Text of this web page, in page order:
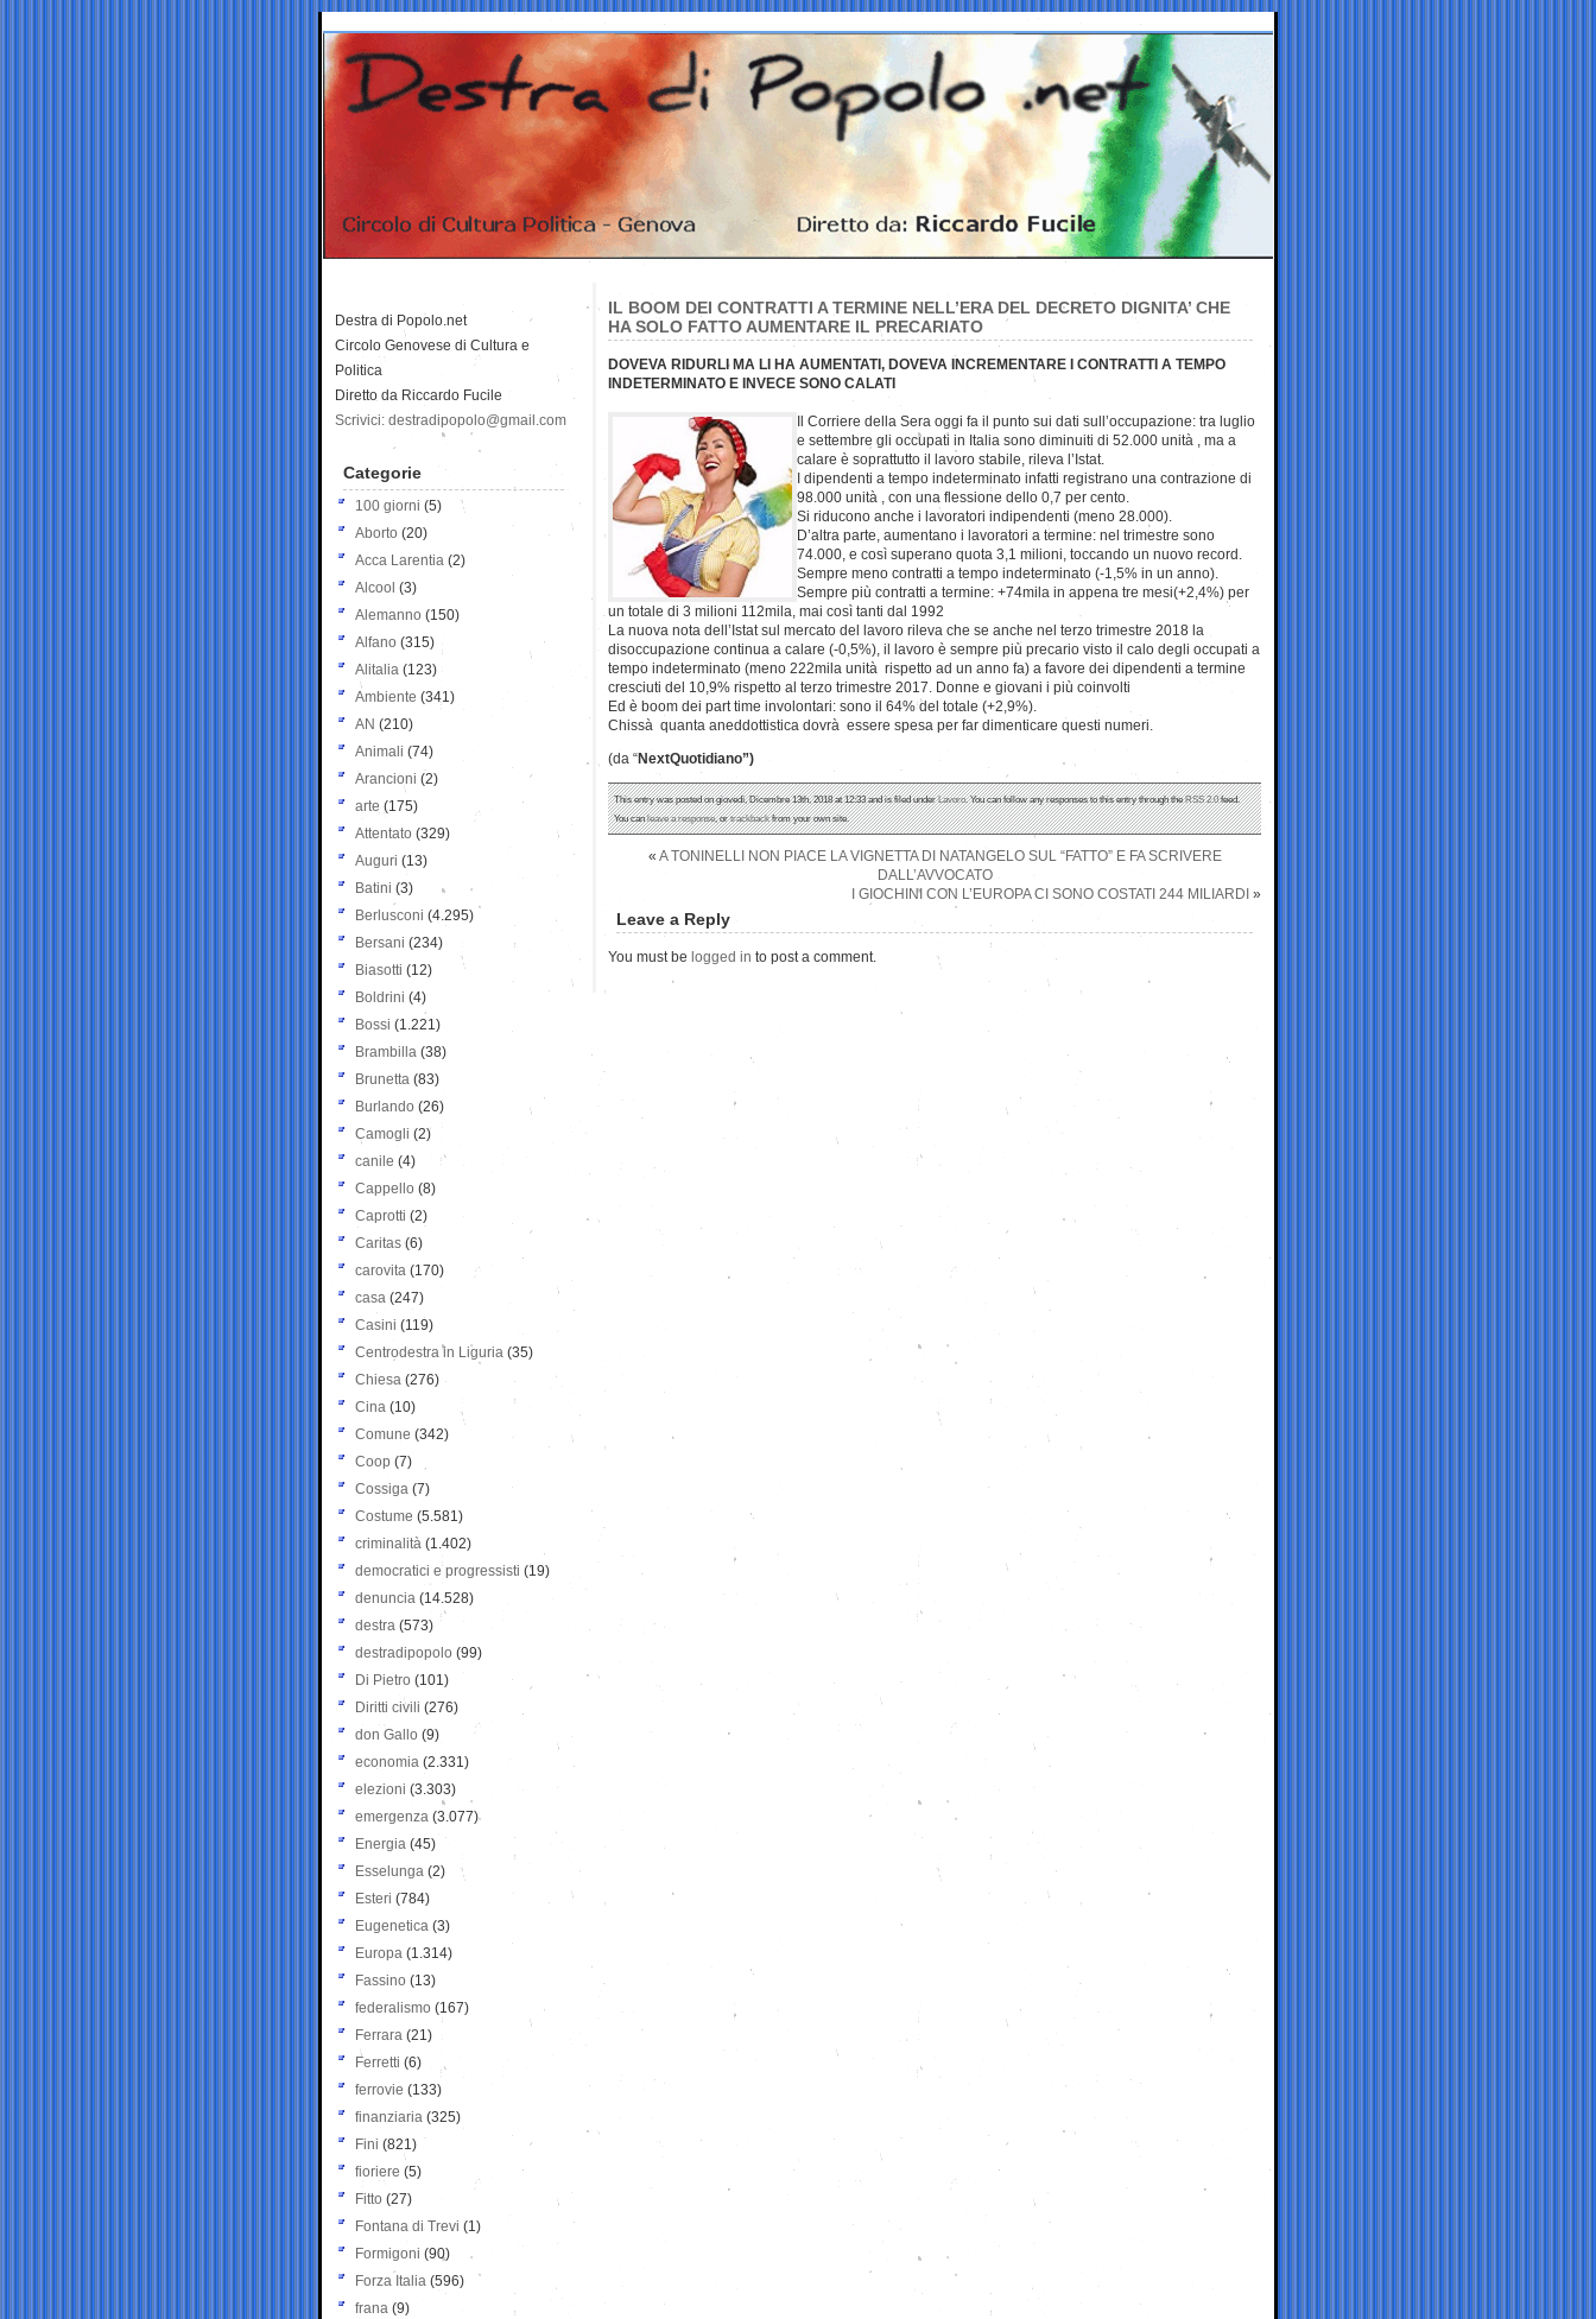
IL BOOM DEI CONTRATTI A TERMINE NELL’ERA DEL DECRETO DIGNITA’ CHE
HA SOLO FATTO AUMENTARE IL PRECARIATO
DOVEVA RIDURLI MA LI HA AUMENTATI, DOVEVA INCREMENTARE I CONTRATTI A TEMPO
INDETERMINATO E INVECE SONO CALATI
Il Corriere della Sera oggi fa il punto sui dati sull’occupazione: tra luglio
e settembre gli occupati in Italia sono diminuiti di 52.000 unità , ma a
calare è soprattutto il lavoro stabile, rileva l’Istat.
I dipendenti a tempo indeterminato infatti registrano una contrazione di
98.000 unità , con una flessione dello 0,7 per cento.
Si riducono anche i lavoratori indipendenti (meno 28.000).
D’altra parte, aumentano i lavoratori a termine: nel trimestre sono
74.000, e così superano quota 3,1 milioni, toccando un nuovo record.
Sempre meno contratti a tempo indeterminato (-1,5% in un anno).
Sempre più contratti a termine: +74mila in appena tre mesi(+2,4%) per
un totale di 3 milioni 112mila, mai così tanti dal 1992
La nuova nota dell’Istat sul mercato del lavoro rileva che se anche nel terzo trimestre 2018 la
disoccupazione continua a calare (-0,5%), il lavoro è sempre più precario visto il calo degli occupati a
tempo indeterminato (meno 222mila unità rispetto ad un anno fa) a favore dei dipendenti a termine
cresciuti del 10,9% rispetto al terzo trimestre 2017. Donne e giovani i più coinvolti
Ed è boom dei part time involontari: sono il 64% del totale (+2,9%).
Chissà quanta aneddottistica dovrà essere spesa per far dimenticare questi numeri.
(da “NextQuotidiano”)
This entry was posted on giovedì, Dicembre 13th, 2018 at 12:33 and is filed underLavoro. You can follow any responses to this entry through theRSS 2.0feed.
You canleave a response, ortrackbackfrom your own site.
« A TONINELLI NON PIACE LA VIGNETTA DI NATANGELO SUL “FATTO” E FA SCRIVERE
DALL’AVVOCATO
I GIOCHINI CON L’EUROPA CI SONO COSTATI 244 MILIARDI »
Leave a Reply
You must be logged in to post a comment.
Destra di Popolo.net
Circolo Genovese di Cultura e
Politica
Diretto da Riccardo Fucile
Scrivici: destradipopolo@gmail.com
Categorie
100 giorni (5)
Aborto (20)
Acca Larentia (2)
Alcool (3)
Alemanno (150)
Alfano (315)
Alitalia (123)
Ambiente (341)
AN (210)
Animali (74)
Arancioni (2)
arte (175)
Attentato (329)
Auguri (13)
Batini (3)
Berlusconi (4.295)
Bersani (234)
Biasotti (12)
Boldrini (4)
Bossi (1.221)
Brambilla (38)
Brunetta (83)
Burlando (26)
Camogli (2)
canile (4)
Cappello (8)
Caprotti (2)
Caritas (6)
carovita (170)
casa (247)
Casini (119)
Centrodestra in Liguria (35)
Chiesa (276)
Cina (10)
Comune (342)
Coop (7)
Cossiga (7)
Costume (5.581)
criminalità (1.402)
democratici e progressisti (19)
denuncia (14.528)
destra (573)
destradipopolo (99)
Di Pietro (101)
Diritti civili (276)
don Gallo (9)
economia (2.331)
elezioni (3.303)
emergenza (3.077)
Energia (45)
Esselunga (2)
Esteri (784)
Eugenetica (3)
Europa (1.314)
Fassino (13)
federalismo (167)
Ferrara (21)
Ferretti (6)
ferrovie (133)
finanziaria (325)
Fini (821)
fioriere (5)
Fitto (27)
Fontana di Trevi (1)
Formigoni (90)
Forza Italia (596)
frana (9)